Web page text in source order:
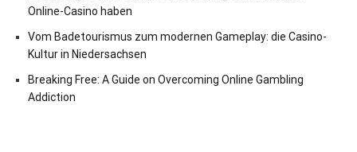
Online-Casino haben
Vom Badetourismus zum modernen Gameplay: die Casino-
Kultur in Niedersachsen
Breaking Free: A Guide on Overcoming Online Gambling
Addiction